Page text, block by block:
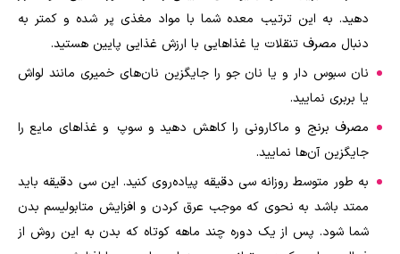
دهید. به این ترتیب معده شما با مواد مغذی پر شده و کمتر به
دنبال مصرف تنقلات یا غذاهایی با ارزش غذایی پایین هستید.
نان سبوس دار و یا نان جو را جایگزین نان‌های خمیری مانند لواش
یا بربری نمایید.
مصرف برنج و ماکارونی را کاهش دهید و سوپ و غذاهای مایع را
جایگزین آن‌ها نمایید.
به طور متوسط روزانه سی دقیقه پیاده‌روی کنید. این سی دقیقه باید
ممتد باشد به نحوی که موجب عرق کردن و افزایش متابولیسم بدن
شما شود. پس از یک دوره چند ماهه کوتاه که بدن به این روش از